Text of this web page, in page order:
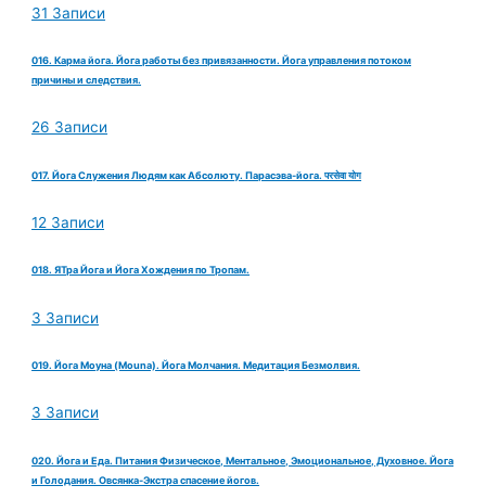
31 Записи
016. Карма йога. Йога работы без привязанности. Йога управления потоком
причины и следствия.
26 Записи
017. Йога Служения Людям как Абсолюту. Парасэва-йога. परसेवा योग
12 Записи
018. ЯТра Йога и Йога Хождения по Тропам.
3 Записи
019. Йога Моуна (Mouna). Йога Молчания. Медитация Безмолвия.
3 Записи
020. Йога и Еда. Питания Физическое, Ментальное, Эмоциональное, Духовное. Йога
и Голодания. Овсянка-Экстра спасение йогов.